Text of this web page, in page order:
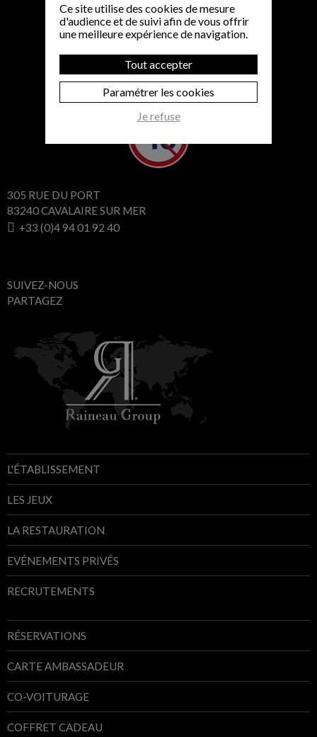
305 RUE DU PORT
83240 CAVALAIRE SUR MER
+33 (0)4 94 01 92 40
SUIVEZ-NOUS
PARTAGEZ
L'ÉTABLISSEMENT
LES JEUX
LA RESTAURATION
EVÉNEMENTS PRIVÉS
RECRUTEMENTS
RÉSERVATIONS
CARTE AMBASSADEUR
CO-VOITURAGE
COFFRET CADEAU
Ce site utilise des cookies de mesure
d'audience et de suivi afin de vous offrir
une meilleure expérience de navigation.
Tout accepter
Paramétrer les cookies
Je refuse